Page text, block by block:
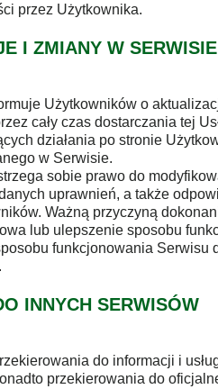
przez Użytkownika.
I ZMIANY W SERWISIE
Użytkowników o
cały czas dostarczania tej
działania po stronie
w Serwisie.
sobie prawo do
uprawnień, a także
Ważną przyczyną
lub ulepszenie sposobu
funkcjonowania
INNYCH SERWISÓW
do informacji i
przekierowania do